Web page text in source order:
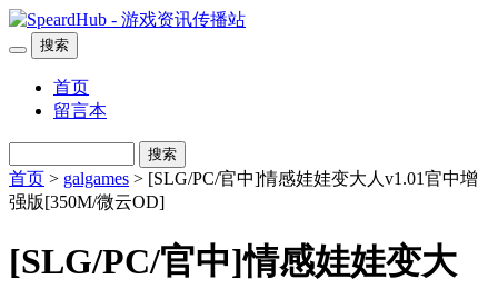
搜索
首页
留言本
搜索
首页 > galgames > [SLG/PC/官中]情感娃娃变大人v1.01官中增
强版[350M/微云OD]
[SLG/PC/官中]情感娃娃变大